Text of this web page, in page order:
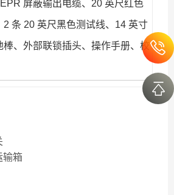
屏蔽输出电缆、20 英尺红色
2 条 20 英尺黑色测试线、14 英寸
棒、外部联锁插头、操作手册、校
输箱